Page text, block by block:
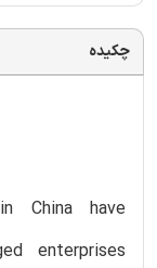
چکیده
China have
enterprises